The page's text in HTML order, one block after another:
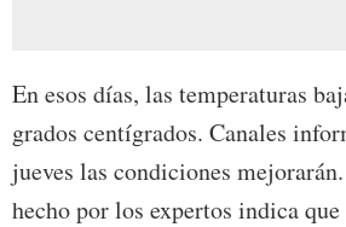
En esos días, las temperaturas
grados centígrados. Canales
jueves las condiciones
hecho por los expertos indica